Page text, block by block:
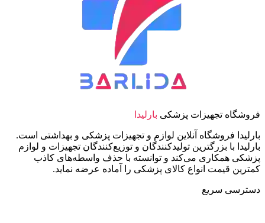
فروشگاه تجهیزات پزشکی بارلیدا
بارلیدا فروشگاه آنلاین لوازم و تجهیزات پزشکی و بهداشتی است.
بارلیدا با بزرگترین تولیدکنندگان و توزیع‌کنندگان تجهیزات و لوازم
پزشکی همکاری می‌کند و توانسته با حذف واسطه‌های کاذب
کمترین قیمت انواع کالای پزشکی را آماده عرضه نماید.
دسترسی سریع